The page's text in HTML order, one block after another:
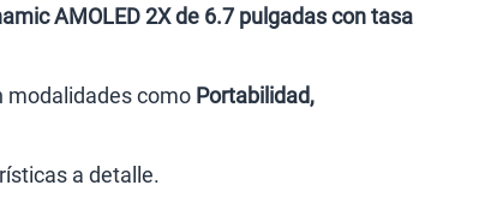
AMOLED 2X de 6.7 pulgadas con tasa
modalidades como Portabilidad,
a detalle.